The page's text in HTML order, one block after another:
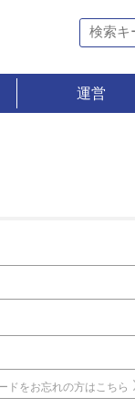
運営
ドをお忘れの方はこちら